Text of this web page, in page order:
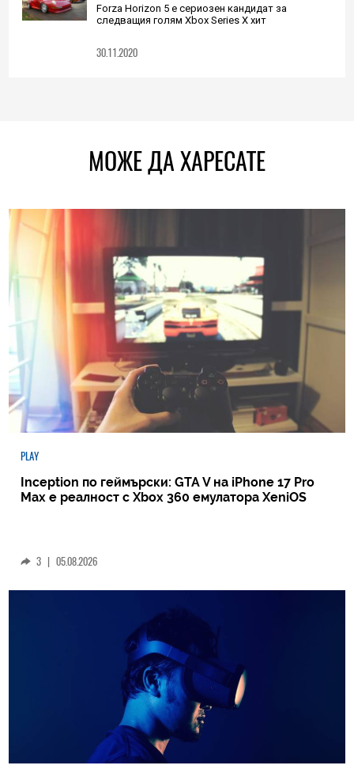
Forza Horizon 5 е сериозен кандидат за
следващия голям Xbox Series X хит
30.11.2020
МОЖЕ ДА ХАРЕСАТЕ
PLAY
Inception по геймърски: GTA V на iPhone 17 Pro
Max е реалност с Xbox 360 емулатора XeniOS
3 | 05.08.2026